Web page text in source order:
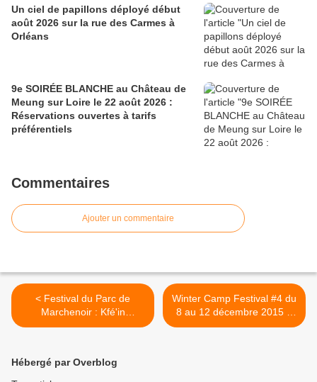
Un ciel de papillons déployé début
août 2026 sur la rue des Carmes à
Orléans
9e SOIRÉE BLANCHE au Château de
Meung sur Loire le 22 août 2026 :
Réservations ouvertes à tarifs
préférentiels
Commentaires
Ajouter un commentaire
< Festival du Parc de
Marchenoir : Kfé'in
présente son 1er album le 5
Winter Camp Festival #4 du
8 au 12 décembre 2015 à
Paris et en Province >
Hébergé par Overblog